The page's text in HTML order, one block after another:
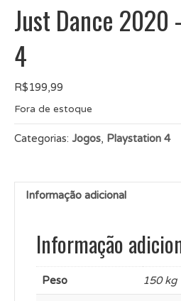
Just Dance 2020
4
R$199,99
Fora de estoque
Categorias: Jogos, Playstation 4
Informação adicional
Informação
Peso 150 kg